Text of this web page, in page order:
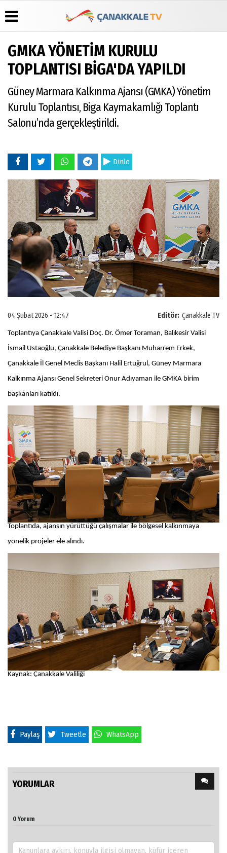
Üye Paneli
Haber
Gazete
Arşivi
Günün
Haberleri
Hava
Durumu
Gazete
Manşetleri
Anketler
Biyografiler
Köşe
Yazarları
Galeri
Foto
Künye
İletişim
Çerez
Gizlilik
GMKA YÖNETİM KURULU
TOPLANTISI BİGA'DA YAPILDI
Güney Marmara Kalkınma Ajansı (GMKA) Yönetim
Kurulu Toplantısı, Biga Kaymakamlığı Toplantı
Salonu’nda gerçekleştirildi.
Dinle
Editör: Çanakkale TV
04 Şubat 2026 - 12:47
Toplantıya Çanakkale Valisi Doç. Dr. Ömer Toraman, Balıkesir Valisi
İsmail Ustaoğlu, Çanakkale Belediye Başkanı Muharrem Erkek,
Çanakkale İl Genel Meclis Başkanı Halil Ertuğrul, Güney Marmara
Kalkınma Ajansı Genel Sekreteri Onur Adıyaman ile GMKA birim
başkanları katıldı.
Toplantıda, ajansın yürüttüğü çalışmalar ile bölgesel kalkınmaya
yönelik projeler ele alındı.
Kaynak: Çanakkale Valiliği
Paylaş Tweetle WhatsApp
YORUMLAR
0 Yorum